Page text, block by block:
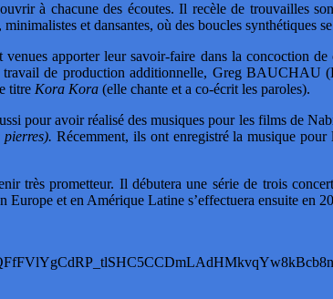
à chacune des écoutes. Il recèle de trouvailles
minimalistes et dansantes, où des boucles synthétiques
venues apporter leur savoir-faire dans la concoction
de production additionnelle, Greg
titre Kora Kora (elle chante et a co-écrit les paroles).
pour avoir réalisé des musiques pour les films de
Récemment, ils ont enregistré la musique
très prometteur. Il débutera une série de trois
et en Amérique Latine s’effectuera ensuite en